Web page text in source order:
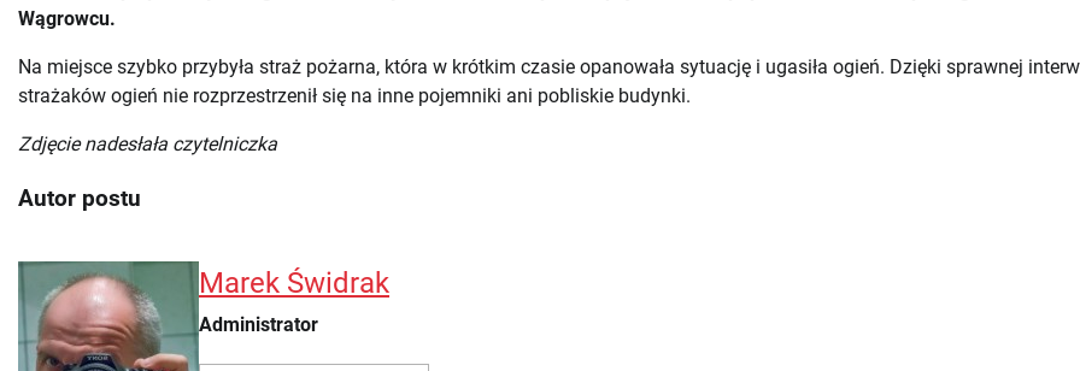
Wągrowcu.
Na miejsce szybko przybyła straż pożarna, która w krótkim czasie opanowała sytuację i ugasiła ogień. Dzięki sprawnej
strażaków ogień nie rozprzestrzenił się na inne pojemniki ani pobliskie budynki.
Zdjęcie nadesłała czytelniczka
Autor postu
Marek Świdrak
Administrator